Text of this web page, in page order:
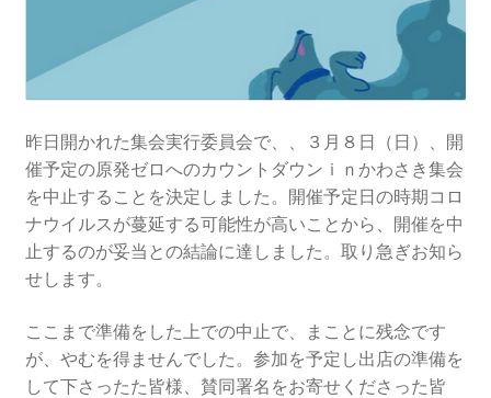
2016.1.31 日本と原発上映会＆講演会
2016.3 .13 第5回原発ゼロへのカウントダウンinかわさ
き 集会
2017.3.12 第6回原発ゼロへのカウントダウンinかわさ
き 集会
2018.3.11 第７回原発ゼロへのカウントダウンinかわ
さき集会
2019.3.10 第8回 原発ゼロへのカウントダウンinかわ
さき 集会
昨日開かれた集会実行委員会で、、３月８日（日）、開
催予定の原発ゼロへのカウントダウンｉｎかわさき集会
を中止することを決定しました。開催予定日の時期コロ
ナウイルスが蔓延する可能性が高いことから、開催を中
止するのが妥当との結論に達しました。取り急ぎお知ら
せします。
ここまで準備をした上での中止で、まことに残念です
が、やむを得ませんでした。参加を予定し出店の準備を
して下さったた皆様、賛同署名をお寄せくださった皆